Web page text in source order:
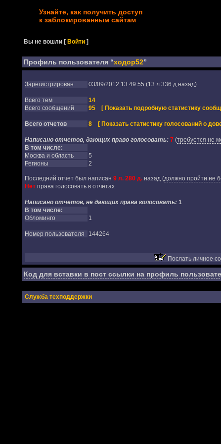
Узнайте, как получить доступ
к заблокированным сайтам
Вы не вошли [Войти ]
Профиль пользователя “ходор52”
Зарегистрирован 03/09/2012 13:49:55 (13 л 336 д назад)
Всего тем
14
Всего сообщений
95 [ Показать подробную статистику
Всего отчетов 8 [ Показать статистику голосований о
Написано отчетов, дающих право голосовать: 7(требуется не
В том числе:
Москва и область
5
Регионы
2
Последний отчет был написан 9 л. 280 д.назад(должно пройти не
Нетправа голосовать в отчетах
Написано отчетов, не дающих права голосовать: 1
В том числе:
Обломинго
1
Номер пользователя 144264
Послать личное
Код для вставки в пост ссылки на профиль
Служба техподдержки